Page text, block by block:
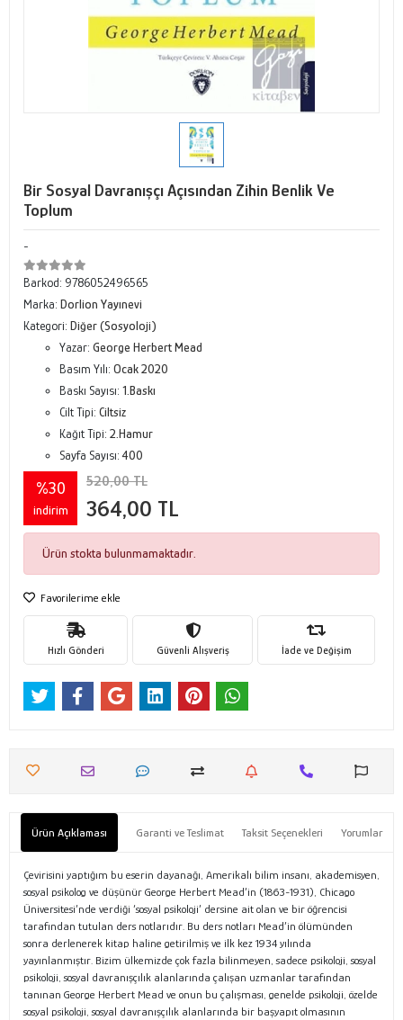
Bir Sosyal Davranışçı Açısından Zihin Benlik Ve
Toplum
-
Barkod: 9786052496565
Marka: Dorlion Yayınevi
Kategori: Diğer (Sosyoloji)
Yazar: George Herbert Mead
Basım Yılı: Ocak 2020
Baskı Sayısı: 1.Baskı
Cilt Tipi: Ciltsiz
Kağıt Tipi: 2.Hamur
Sayfa Sayısı:400
%30
indirim
520,00 TL
364,00 TL
Ürün stokta bulunmamaktadır.
Favorilerime ekle
Hızlı Gönderi Güvenli Alışveriş İade ve Değişim
Ürün Açıklaması Garanti ve Teslimat Taksit Seçenekleri Yorumlar
Çevirisini yaptığım bu eserin dayanağı, Amerikalı bilim insanı, akademisyen,
sosyal psikolog ve düşünür George Herbert Mead’in (1863-1931), Chicago
Üniversitesi’nde verdiği ‘sosyal psikoloji’ dersine ait olan ve bir öğrencisi
tarafından tutulan ders notlarıdır. Bu ders notları Mead’in ölümünden
sonra derlenerek kitap haline getirilmiş ve ilk kez 1934 yılında
yayınlanmıştır. Bizim ülkemizde çok fazla bilinmeyen, sadece psikoloji, sosyal
psikoloji, sosyal davranışçılık alanlarında çalışan uzmanlar tarafından
tanınan George Herbert Mead ve onun bu çalışması, genelde psikoloji, özelde
sosyal psikoloji, sosyal davranışçılık alanlarında bir başyapıt olmasının